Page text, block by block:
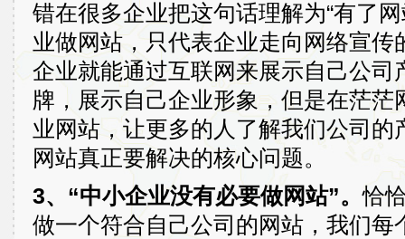
错在很多企业把这句话理解为“有了
业做网站，只代表企业走向网络宣
企业就能通过互联网来展示自己公司
牌，展示自己企业形象，但是在茫
业网站，让更多的人了解我们公司
网站真正要解决的核心问题。
3、“中小企业没有必要做网站”。恰
做一个符合自己公司的网站，我们每